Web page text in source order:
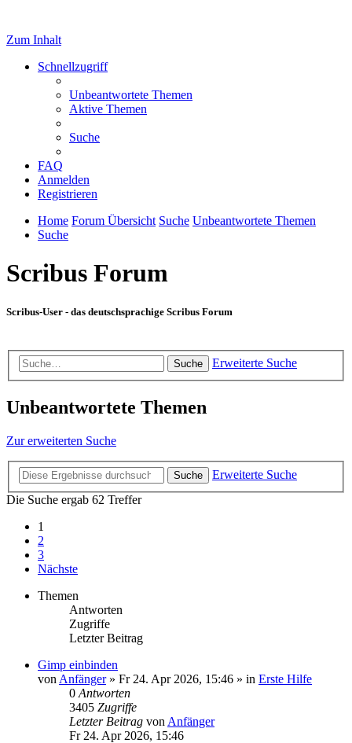
Zum Inhalt
Schnellzugriff
Unbeantwortete Themen
Aktive Themen
Suche
FAQ
Anmelden
Registrieren
Home Forum Übersicht Suche Unbeantwortete Themen
Suche
Scribus Forum
Scribus-User - das deutschsprachige Scribus Forum
Suche Erweiterte Suche
Unbeantwortete Themen
Zur erweiterten Suche
Suche
Erweiterte Suche
Die Suche ergab 62 Treffer
1
2
3
Nächste
Themen
Antworten
Zugriffe
Letzter Beitrag
Gimp einbinden
von Anfänger» Fr 24. Apr 2026, 15:46 » in Erste Hilfe
0 Antworten
3405 Zugriffe
Letzter Beitrag von Anfänger
Fr 24. Apr 2026, 15:46